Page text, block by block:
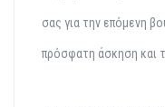
σας για την επόμενη
πρόσφατη άσκηση και